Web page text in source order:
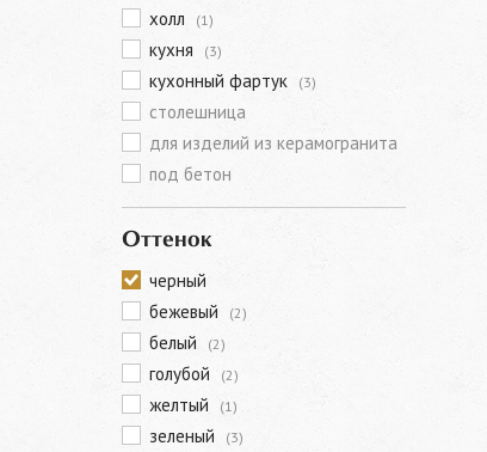
холл (1)
кухня (3)
кухонный фартук (3)
столешница
для изделий из керамогранита
под бетон
Оттенок
черный
бежевый
(2)
белый (2)
голубой (2)
желтый (1)
зеленый (3)